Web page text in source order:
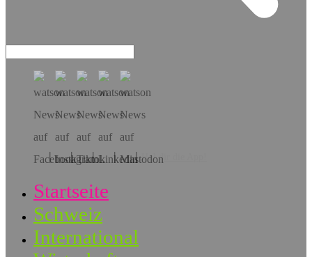
Hol dir die App!
Startseite
Schweiz
International